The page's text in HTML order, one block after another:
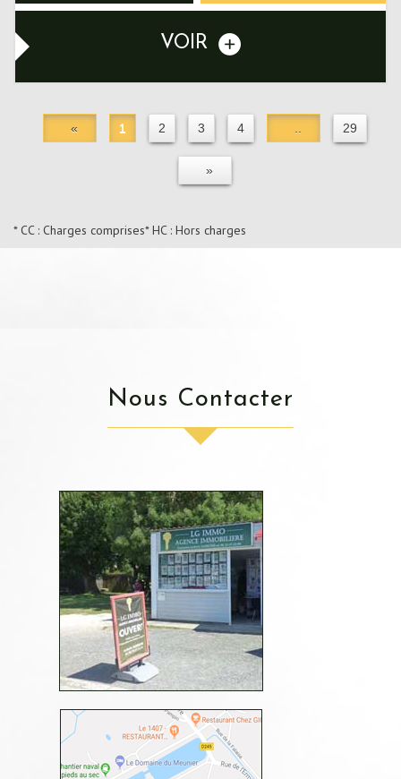
VOIR
« 1 2 3 4 .. 29
»
* CC : Charges comprises* HC : Hors charges
Nous Contacter